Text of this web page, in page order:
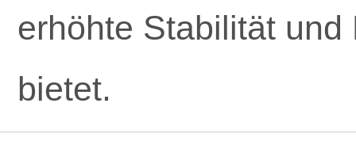
erhöhte Stabilität
bietet.